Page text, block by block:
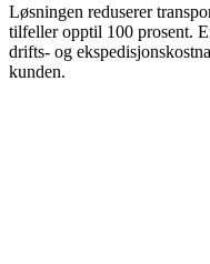
Løsningen reduserer
tilfeller opptil 100 prosent.
drifts- og
kunden.